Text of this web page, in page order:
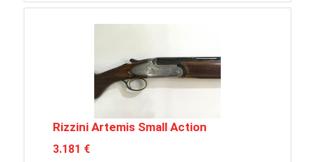
Rizzini Artemis Small Action
3.181 €